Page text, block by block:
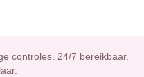
controles. 24/7 bereikbaar.